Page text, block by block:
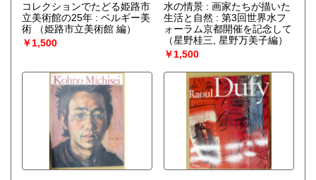
コレクションでたどる姫路市
立美術館の25年 : ベルギー美
術
（姫路市立美術館 編）
￥1,500
水の情景 : 画家たちが描いた
生活と自然 : 第3回世界水フ
ォーラム京都開催を記念して
（星野桂三, 星野万美子編）
￥1,500